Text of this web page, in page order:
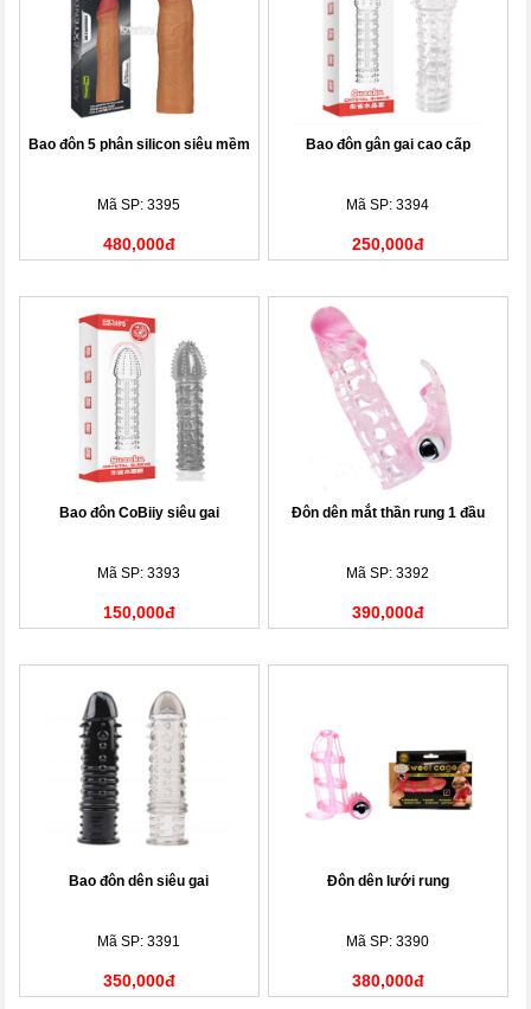
Bao đôn 5 phân silicon siêu mềm
Mã SP: 3395
480,000đ
Bao đôn gân gai cao cấp
Mã SP: 3394
250,000đ
Bao đôn CoBiiy siêu gai
Mã SP: 3393
150,000đ
Đôn dên mắt thần rung 1 đầu
Mã SP: 3392
390,000đ
Bao đôn dên siêu gai
Mã SP: 3391
350,000đ
Đôn dên lưới rung
Mã SP: 3390
380,000đ